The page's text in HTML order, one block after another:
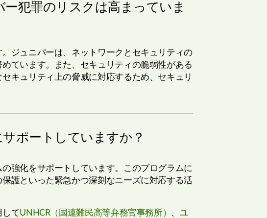
犯罪のリスクは高まっていま
ジュニパーは、ネットワークとセキュリティの
ています。また、セキュリティの脆弱性がある
キュリティ上の脅威に対応するため、セキュリ
ポートしていますか？
強化をサポートしています。このプログラムに
護といった緊急かつ深刻なニーズに対応する活
してUNHCR（国連難民高等弁務官事務所） 、ユ